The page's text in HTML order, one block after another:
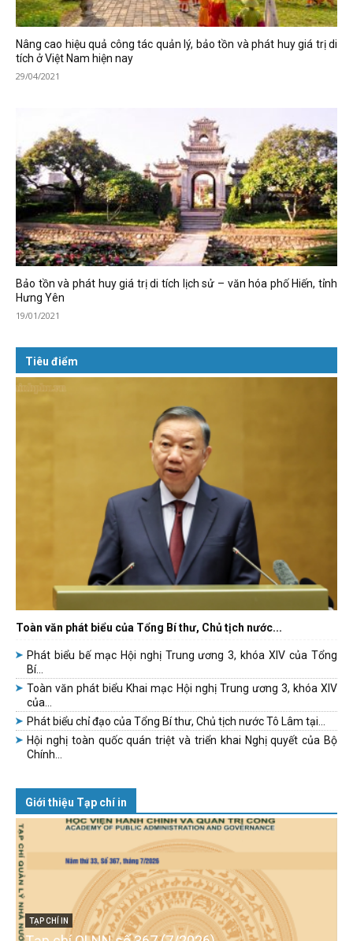
Nâng cao hiệu quả công tác quản lý, bảo tồn và phát huy giá trị di
tích ở Việt Nam hiện nay
29/04/2021
Bảo tồn và phát huy giá trị di tích lịch sử – văn hóa phố Hiến, tỉnh
Hưng Yên
19/01/2021
Tiêu điểm
Toàn văn phát biểu của Tổng Bí thư, Chủ tịch nước...
Phát biểu bế mạc Hội nghị Trung ương 3, khóa XIV của Tổng
Bí...
Toàn văn phát biểu Khai mạc Hội nghị Trung ương 3, khóa XIV
của...
Phát biểu chỉ đạo của Tổng Bí thư, Chủ tịch nước Tô Lâm tại...
Hội nghị toàn quốc quán triệt và triển khai Nghị quyết của Bộ
Chính...
Giới thiệu Tạp chí in
TẠP CHÍ IN